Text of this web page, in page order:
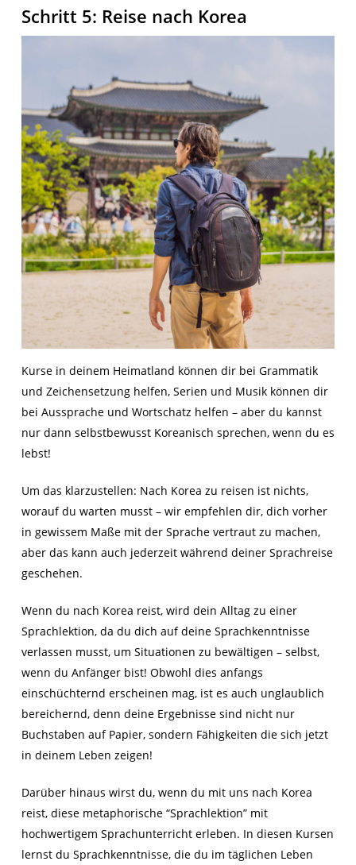
Schritt 5: Reise nach Korea
Kurse in deinem Heimatland können dir bei Grammatik
und Zeichensetzung helfen, Serien und Musik können dir
bei Aussprache und Wortschatz helfen – aber du kannst
nur dann selbstbewusst Koreanisch sprechen, wenn du es
lebst!
Um das klarzustellen: Nach Korea zu reisen ist nichts,
worauf du warten musst – wir empfehlen dir, dich vorher
in gewissem Maße mit der Sprache vertraut zu machen,
aber das kann auch jederzeit während deiner Sprachreise
geschehen.
Wenn du nach Korea reist, wird dein Alltag zu einer
Sprachlektion, da du dich auf deine Sprachkenntnisse
verlassen musst, um Situationen zu bewältigen – selbst,
wenn du Anfänger bist! Obwohl dies anfangs
einschüchternd erscheinen mag, ist es auch unglaublich
bereichernd, denn deine Ergebnisse sind nicht nur
Buchstaben auf Papier, sondern Fähigkeiten die sich jetzt
in deinem Leben zeigen!
Darüber hinaus wirst du, wenn du mit uns nach Korea
reist, diese metaphorische “Sprachlektion” mit
hochwertigem Sprachunterricht erleben. In diesen Kursen
lernst du Sprachkenntnisse, die du im täglichen Leben